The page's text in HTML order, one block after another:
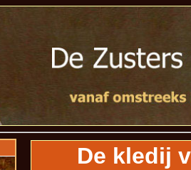
De kledij